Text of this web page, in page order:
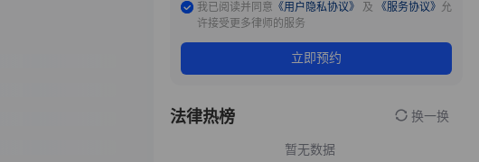
我已阅读并同意 《用户隐私协议》 及 《服务协议》 允
许接受更多律师的服务
立即预约
法律热榜 换一换
暂无数据